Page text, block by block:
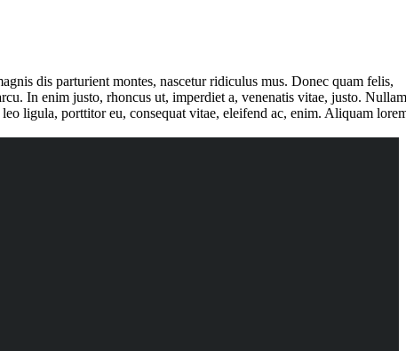
dis parturient montes, nascetur ridiculus mus. Donec quam felis,
In enim justo, rhoncus ut, imperdiet a, venenatis vitae, justo. Nullam
ligula, porttitor eu, consequat vitae, eleifend ac, enim. Aliquam